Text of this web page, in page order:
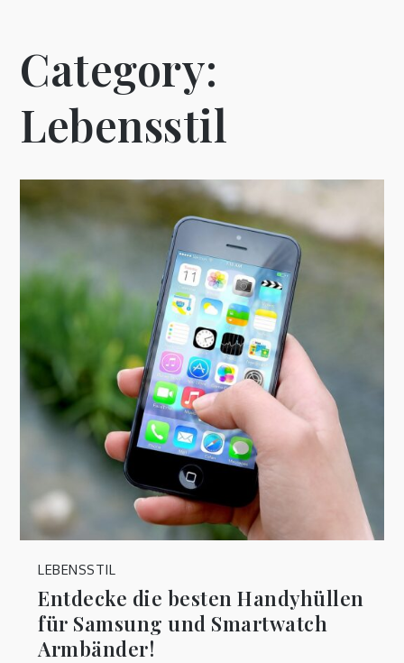
Category:
Lebensstil
LEBENSSTIL
Entdecke die besten Handyhüllen
für Samsung und Smartwatch
Armbänder!